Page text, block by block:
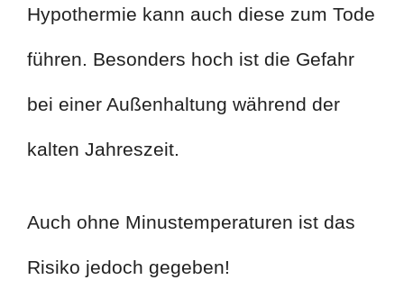
Hypothermie kann auch diese zum Tode
führen. Besonders hoch ist die Gefahr
bei einer Außenhaltung während der
kalten Jahreszeit.
Auch ohne Minustemperaturen ist das
Risiko jedoch gegeben!